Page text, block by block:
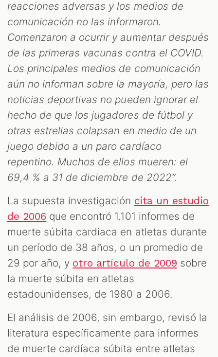
reacciones adversas y los medios de
comunicación no las informaron.
Comenzaron a ocurrir y aumentar después
de las primeras vacunas contra el COVID.
Los principales medios de comunicación
aún no informan sobre la mayoría, pero las
noticias deportivas no pueden ignorar el
hecho de que los jugadores de fútbol y
otras estrellas colapsan en medio de un
juego debido a un paro cardíaco
repentino. Muchos de ellos mueren: el
69,4 % a 31 de diciembre de 2022”.
La supuesta investigación cita un estudio
de 2006 que encontró 1.101 informes de
muerte súbita cardiaca en atletas durante
un período de 38 años, o un promedio de
29 por año, y otro artículo de 2009 sobre
la muerte súbita en atletas
estadounidenses, de 1980 a 2006.
El análisis de 2006, sin embargo, revisó la
literatura específicamente para informes
de muerte cardíaca súbita entre atletas